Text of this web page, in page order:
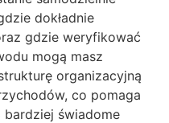
dokładnie
gdzie weryfikować
mogą masz
organizacyjną
co pomaga
świadome